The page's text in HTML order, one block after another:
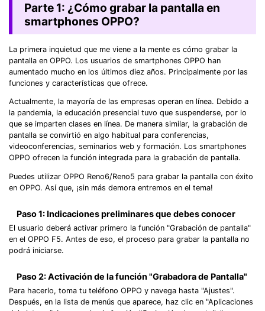
Parte 1: ¿Cómo grabar la pantalla en
smartphones OPPO?
La primera inquietud que me viene a la mente es cómo grabar la
pantalla en OPPO. Los usuarios de smartphones OPPO han
aumentado mucho en los últimos diez años. Principalmente por las
funciones y características que ofrece.
Actualmente, la mayoría de las empresas operan en línea. Debido a
la pandemia, la educación presencial tuvo que suspenderse, por lo
que se imparten clases en línea. De manera similar, la grabación de
pantalla se convirtió en algo habitual para conferencias,
videoconferencias, seminarios web y formación. Los smartphones
OPPO ofrecen la función integrada para la grabación de pantalla.
Puedes utilizar OPPO Reno6/Reno5 para grabar la pantalla con éxito
en OPPO. Así que, ¡sin más demora entremos en el tema!
Paso 1: Indicaciones preliminares que debes conocer
El usuario deberá activar primero la función "Grabación de pantalla"
en el OPPO F5. Antes de eso, el proceso para grabar la pantalla no
podrá iniciarse.
Paso 2: Activación de la función "Grabadora de Pantalla"
Para hacerlo, toma tu teléfono OPPO y navega hasta "Ajustes".
Después, en la lista de menús que aparece, haz clic en "Aplicaciones